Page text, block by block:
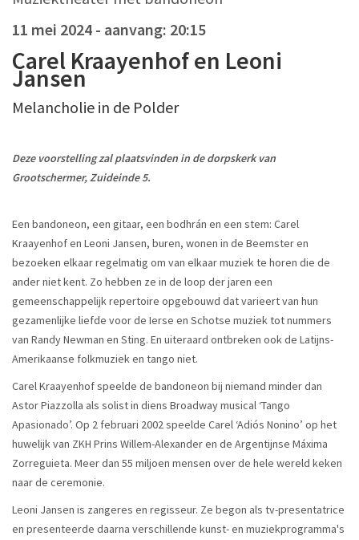
11 mei 2024 - aanvang: 20:15
Carel Kraayenhof en Leoni
Jansen
Melancholie in de Polder
Deze voorstelling zal plaatsvinden in de dorpskerk van
Grootschermer, Zuideinde 5.
Een bandoneon, een gitaar, een bodhrán en een stem: Carel
Kraayenhof en Leoni Jansen, buren, wonen in de Beemster en
bezoeken elkaar regelmatig om van elkaar muziek te horen die de
ander niet kent. Zo hebben ze in de loop der jaren een
gemeenschappelijk repertoire opgebouwd dat varieert van hun
gezamenlijke liefde voor de Ierse en Schotse muziek tot nummers
van Randy Newman en Sting. En uiteraard ontbreken ook de Latijns-
Amerikaanse folkmuziek en tango niet.
Carel Kraayenhof speelde de bandoneon bij niemand minder dan
Astor Piazzolla als solist in diens Broadway musical ‘Tango
Apasionado’. Op 2 februari 2002 speelde Carel ‘Adiós Nonino’ op het
huwelijk van ZKH Prins Willem-Alexander en de Argentijnse Máxima
Zorreguieta. Meer dan 55 miljoen mensen over de hele wereld keken
naar de ceremonie.
Leoni Jansen is zangeres en regisseur. Ze begon als tv-presentatrice
en presenteerde daarna verschillende kunst- en muziekprogramma's